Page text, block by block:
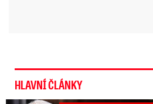
HLAVNÍ ČLÁNKY